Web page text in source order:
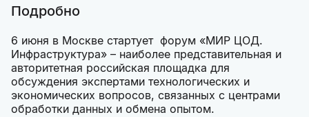
Подробно
6 июня в Москве стартует форум «МИР ЦОД.
Инфраструктура» – наиболее представительная и
авторитетная российская площадка для
обсуждения экспертами технологических и
экономических вопросов, связанных с центрами
обработки данных и обмена опытом.